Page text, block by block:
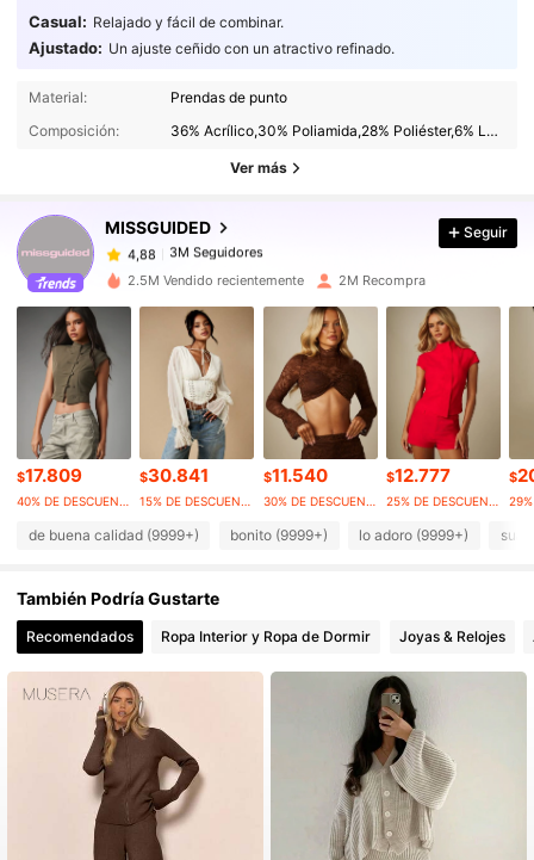
Casual: Relajado y fácil de combinar.
Ajustado: Un ajuste ceñido con un atractivo refinado.
Material:
Prendas de punto
Composición:
36% Acrílico,30% Poliamida,28% Poliéster,6% Lana
Ver más
MISSGUIDED
3M Seguidores
4,88
3M Seguidores
5***8
pagóHace 1 día
4,88 3M Seguidores
3M Seguidores
4,88 3M Seguidores
4,88 3M Seguidores
4,88 3M Seguidores
4,88 3M Seguidores
4,88 3M Seguidores
4,88 3M Seguidores
Seguir
2.5M Vendido recientemente 2M Recompra
$17.809
40% DE DESCUENTO
$30.841
15% DE DESCUENTO
$11.540
30% DE DESCUENTO
$12.777
25% DE DESCUENTO
$
de buena calidad (9999+) bonito (9999+) lo adoro (9999+)
También Podría Gustarte
Recomendados Ropa Interior y Ropa de Dormir Joyas & Relojes